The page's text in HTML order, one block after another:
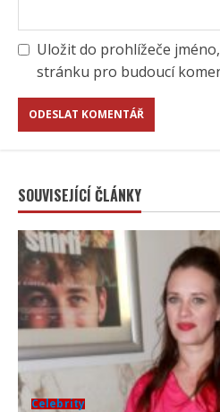
Uložit do prohlížeče
stránku pro budoucí
SOUVISEJÍCÍ ČLÁNKY
Celebrity